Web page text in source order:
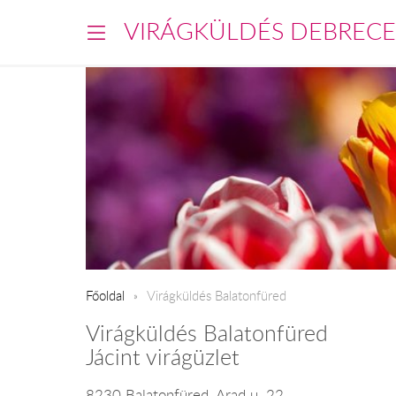
VIRÁGKÜLDÉS
Főoldal Virágküldés Balatonfüred
Virágküldés Balatonfüred
Jácint virágüzlet